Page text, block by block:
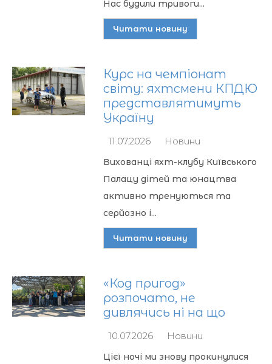
Нас будили тривоги...
Читати новину
Курс на чемпіонат
світу: яхтсмени КПДЮ
представлятимуть
Україну
11.07.2026 Новини
Вихованці яхт-клубу Київського
Палацу дітей та юнацтва
активно тренуються та
серйозно і...
Читати новину
«Код пригод»
розпочато, не
дивлячись ні на що
10.07.2026 Новини
Цієї ночі ми знову прокинулися